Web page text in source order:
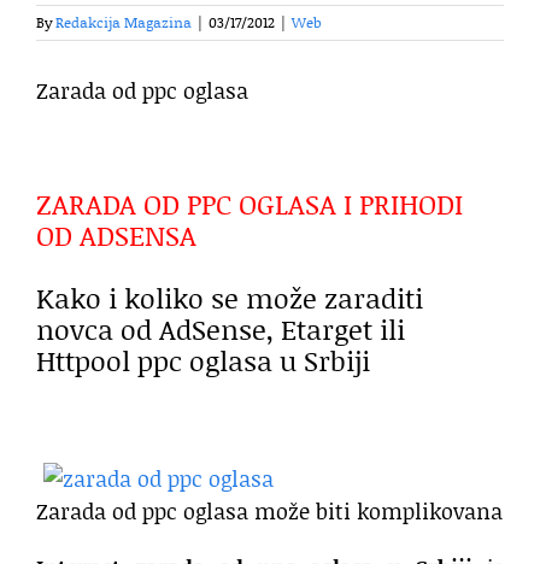
ByRedakcija Magazina 03/17/2012 Web
Zarada od ppc oglasa
ZARADA OD PPC OGLASA I PRIHODI
OD ADSENSA
Kako i koliko se može zaraditi
novca od AdSense, Etarget ili
Httpool ppc oglasa u Srbiji
Zarada od ppc oglasa može biti komplikovana